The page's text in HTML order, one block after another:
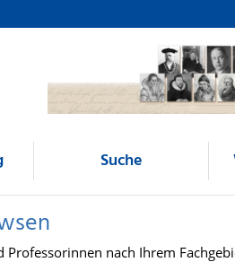
Suche
nach Ihrem